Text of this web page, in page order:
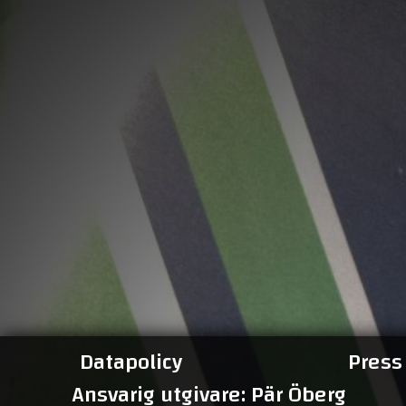
Datapolicy
Press
Ansvarig utgivare: Pär Öberg